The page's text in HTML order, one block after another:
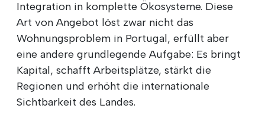
Integration in komplette Ökosysteme. Diese
Art von Angebot löst zwar nicht das
Wohnungsproblem in Portugal, erfüllt aber
eine andere grundlegende Aufgabe: Es bringt
Kapital, schafft Arbeitsplätze, stärkt die
Regionen und erhöht die internationale
Sichtbarkeit des Landes.